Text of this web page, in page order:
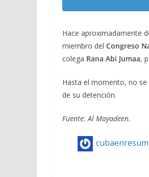
Hace aproximadamente
miembro del Congreso
colega Rana Abi Jumaa,
Hasta el momento, no
de su detención.
Fuente: Al Mayadeen.